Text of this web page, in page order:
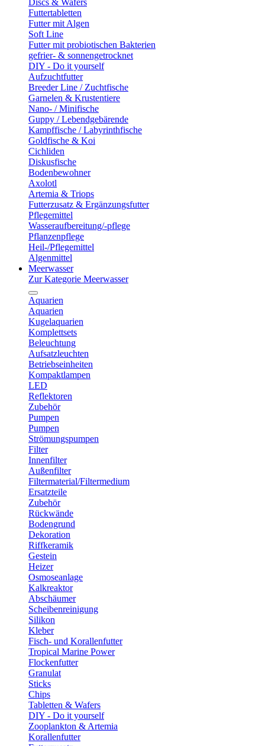
Discs & Wafers
Futtertabletten
Futter mit Algen
Soft Line
Futter mit probiotischen Bakterien
gefrier- & sonnengetrocknet
DIY - Do it yourself
Aufzuchtfutter
Breeder Line / Zuchtfische
Garnelen & Krustentiere
Nano- / Minifische
Guppy / Lebendgebärende
Kampffische / Labyrinthfische
Goldfische & Koi
Cichliden
Diskusfische
Bodenbewohner
Axolotl
Artemia & Triops
Futterzusatz & Ergänzungsfutter
Pflegemittel
Wasseraufbereitung/-pflege
Pflanzenpflege
Heil-/Pflegemittel
Algenmittel
Meerwasser
Zur Kategorie Meerwasser
Aquarien
Aquarien
Kugelaquarien
Komplettsets
Beleuchtung
Aufsatzleuchten
Betriebseinheiten
Kompaktlampen
LED
Reflektoren
Zubehör
Pumpen
Pumpen
Strömungspumpen
Filter
Innenfilter
Außenfilter
Filtermaterial/Filtermedium
Ersatzteile
Zubehör
Rückwände
Bodengrund
Dekoration
Riffkeramik
Gestein
Heizer
Osmoseanlage
Kalkreaktor
Abschäumer
Scheibenreinigung
Silikon
Kleber
Fisch- und Korallenfutter
Tropical Marine Power
Flockenfutter
Granulat
Sticks
Chips
Tabletten & Wafers
DIY - Do it yourself
Zooplankton & Artemia
Korallenfutter